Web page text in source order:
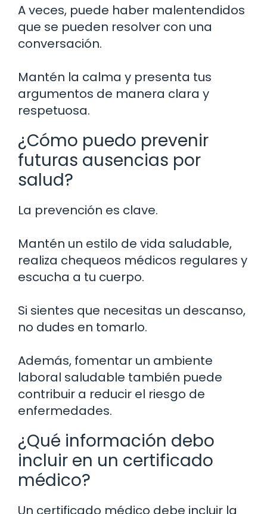
A veces, puede haber malentendidos
que se pueden resolver con una
conversación.
Mantén la calma y presenta tus
argumentos de manera clara y
respetuosa.
¿Cómo puedo prevenir
futuras ausencias por
salud?
La prevención es clave.
Mantén un estilo de vida saludable,
realiza chequeos médicos regulares y
escucha a tu cuerpo.
Si sientes que necesitas un descanso,
no dudes en tomarlo.
Además, fomentar un ambiente
laboral saludable también puede
contribuir a reducir el riesgo de
enfermedades.
¿Qué información debo
incluir en un certificado
médico?
Un certificado médico debe incluir la